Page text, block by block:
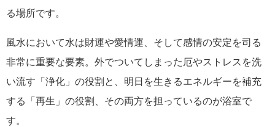
る場所です。
風水において水は財運や愛情運、そして感情の安定を司る
非常に重要な要素。外でついてしまった厄やストレスを洗
い流す「浄化」の役割と、明日を生きるエネルギーを補充
する「再生」の役割、その両方を担っているのが浴室で
す。